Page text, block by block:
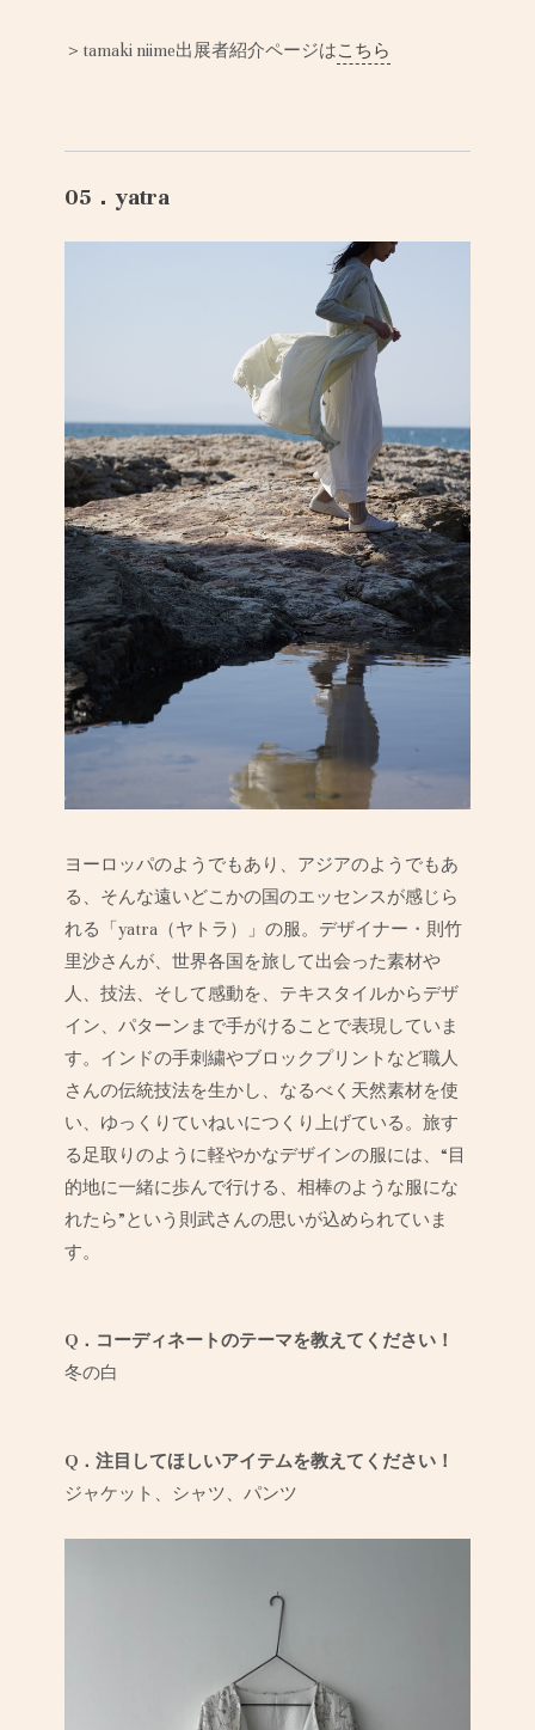
＞tamaki niime出展者紹介ページはこちら
05．yatra
ヨーロッパのようでもあり、アジアのようでもあ
る、そんな遠いどこかの国のエッセンスが感じら
れる「yatra（ヤトラ）」の服。デザイナー・則竹
里沙さんが、世界各国を旅して出会った素材や
人、技法、そして感動を、テキスタイルからデザ
イン、パターンまで手がけることで表現していま
す。インドの手刺繍やブロックプリントなど職人
さんの伝統技法を生かし、なるべく天然素材を使
い、ゆっくりていねいにつくり上げている。旅す
る足取りのように軽やかなデザインの服には、“目
的地に一緒に歩んで行ける、相棒のような服にな
れたら”という則武さんの思いが込められていま
す。
Q．コーディネートのテーマを教えてください！
冬の白
Q．注目してほしいアイテムを教えてください！
ジャケット、シャツ、パンツ